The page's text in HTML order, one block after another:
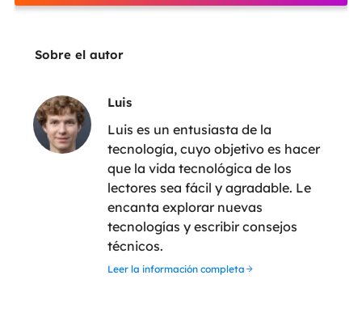
Sobre el autor
Luis
Luis es un entusiasta de la
tecnología, cuyo objetivo es hacer
que la vida tecnológica de los
lectores sea fácil y agradable. Le
encanta explorar nuevas
tecnologías y escribir consejos
técnicos.
Leer la información completa